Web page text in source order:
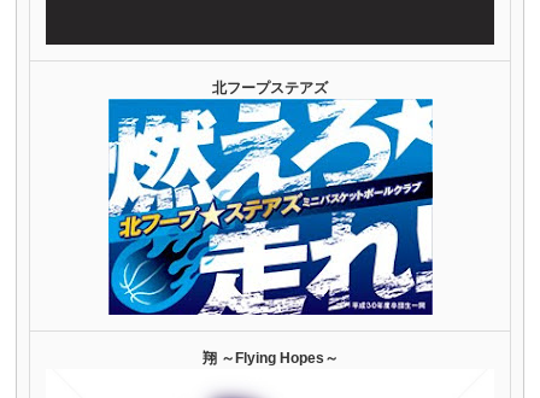
北フープステアズ
翔 ～Flying Hopes～